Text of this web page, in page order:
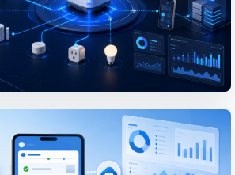
tảng quản lý thiết bị,
cho Smart